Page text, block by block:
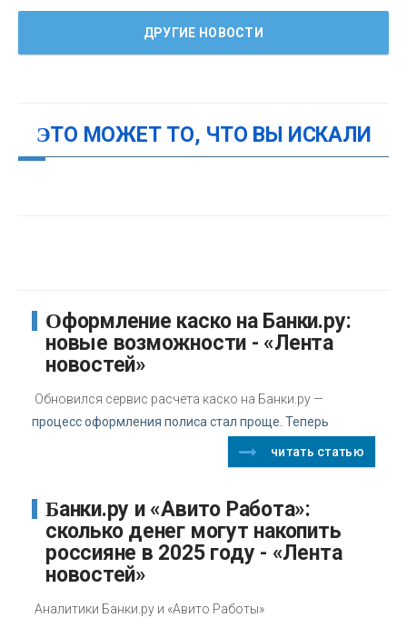
ДРУГИЕ НОВОСТИ
ЭТО МОЖЕТ ТО, ЧТО ВЫ ИСКАЛИ
Оформление каско на Банки.ру:
новые возможности - «Лента
новостей»
Обновился сервис расчета каско на Банки.ру —
процесс оформления полиса стал проще. Теперь
читать статью
Банки.ру и «Авито Работа»:
сколько денег могут накопить
россияне в 2025 году - «Лента
новостей»
Аналитики Банки.ру и «Авито Работы»